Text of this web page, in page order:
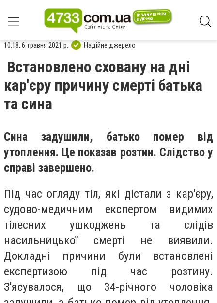
10:18, 6 травня 2021 р. Надійне джерело
Встановлено сховану на дні
кар'єру причину смерті батька
та сина
Сина задушили, батько помер від
утоплення. Це показав розтин. Слідство у
справі завершено.
Під час огляду тіл, які дістали з кар'єру,
судово-медичним експертом видимих
тілесних ушкоджень та слідів
насильницької смерті не виявили.
Докладні причини були встановлені
експертизою під час розтину.
З'ясувалося, що 34-річного чоловіка